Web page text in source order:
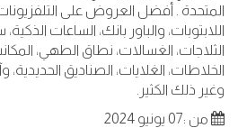
المتحدة . أفضل العروض على التلفزيونات،
اللابتوبات، والباور بانك، الساعات
الثلاجات، الغسالات، نطاق الطهي،
الخلاطات، الغلايات، الصناديق
وغير ذلك الكثير.
من :07 يونيو 2024